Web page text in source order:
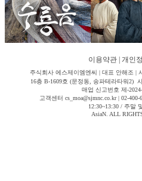
이용약관 개인
주식회사 에스제이엠엔씨 | 대표 안해조 |
16층 B-1609호 (문정동, 송파테라타워2)
매업 신고번호 제-
고객센터 cs_moa@sjmnc.co.kr | 02-
12:30~13:30 / 주말
AsiaN. ALL